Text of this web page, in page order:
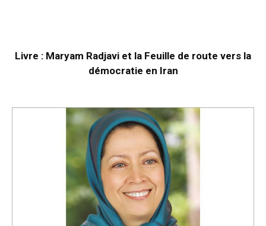
Livre : Maryam Radjavi et la Feuille de route vers la
démocratie en Iran